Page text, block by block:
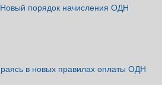
порядок начисления ОДН
в новых правилах оплаты ОДН